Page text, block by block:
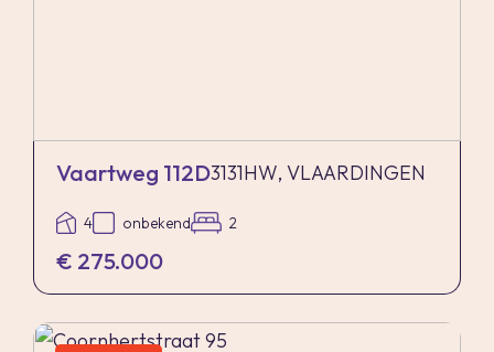
Vaartweg 112D3131HW, VLAARDINGEN
4 onbekend 2
€ 275.000